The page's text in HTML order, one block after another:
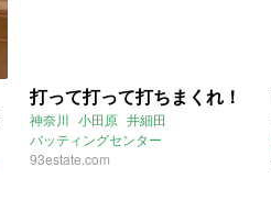
打って打って打ちまくれ！
神奈川 小田原 井細田
バッティングセンター
93estate.com